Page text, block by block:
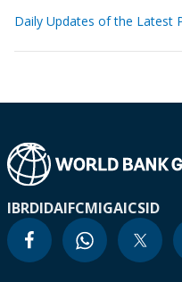
Daily Updates of the Latest
IBRDIDAIFCMIGAICSID